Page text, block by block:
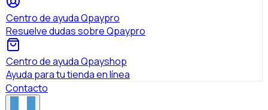
Centro de ayuda Qpaypro
Resuelve dudas sobre Qpaypro
Centro de ayuda Qpayshop
Ayuda para tu tienda en línea
Contacto